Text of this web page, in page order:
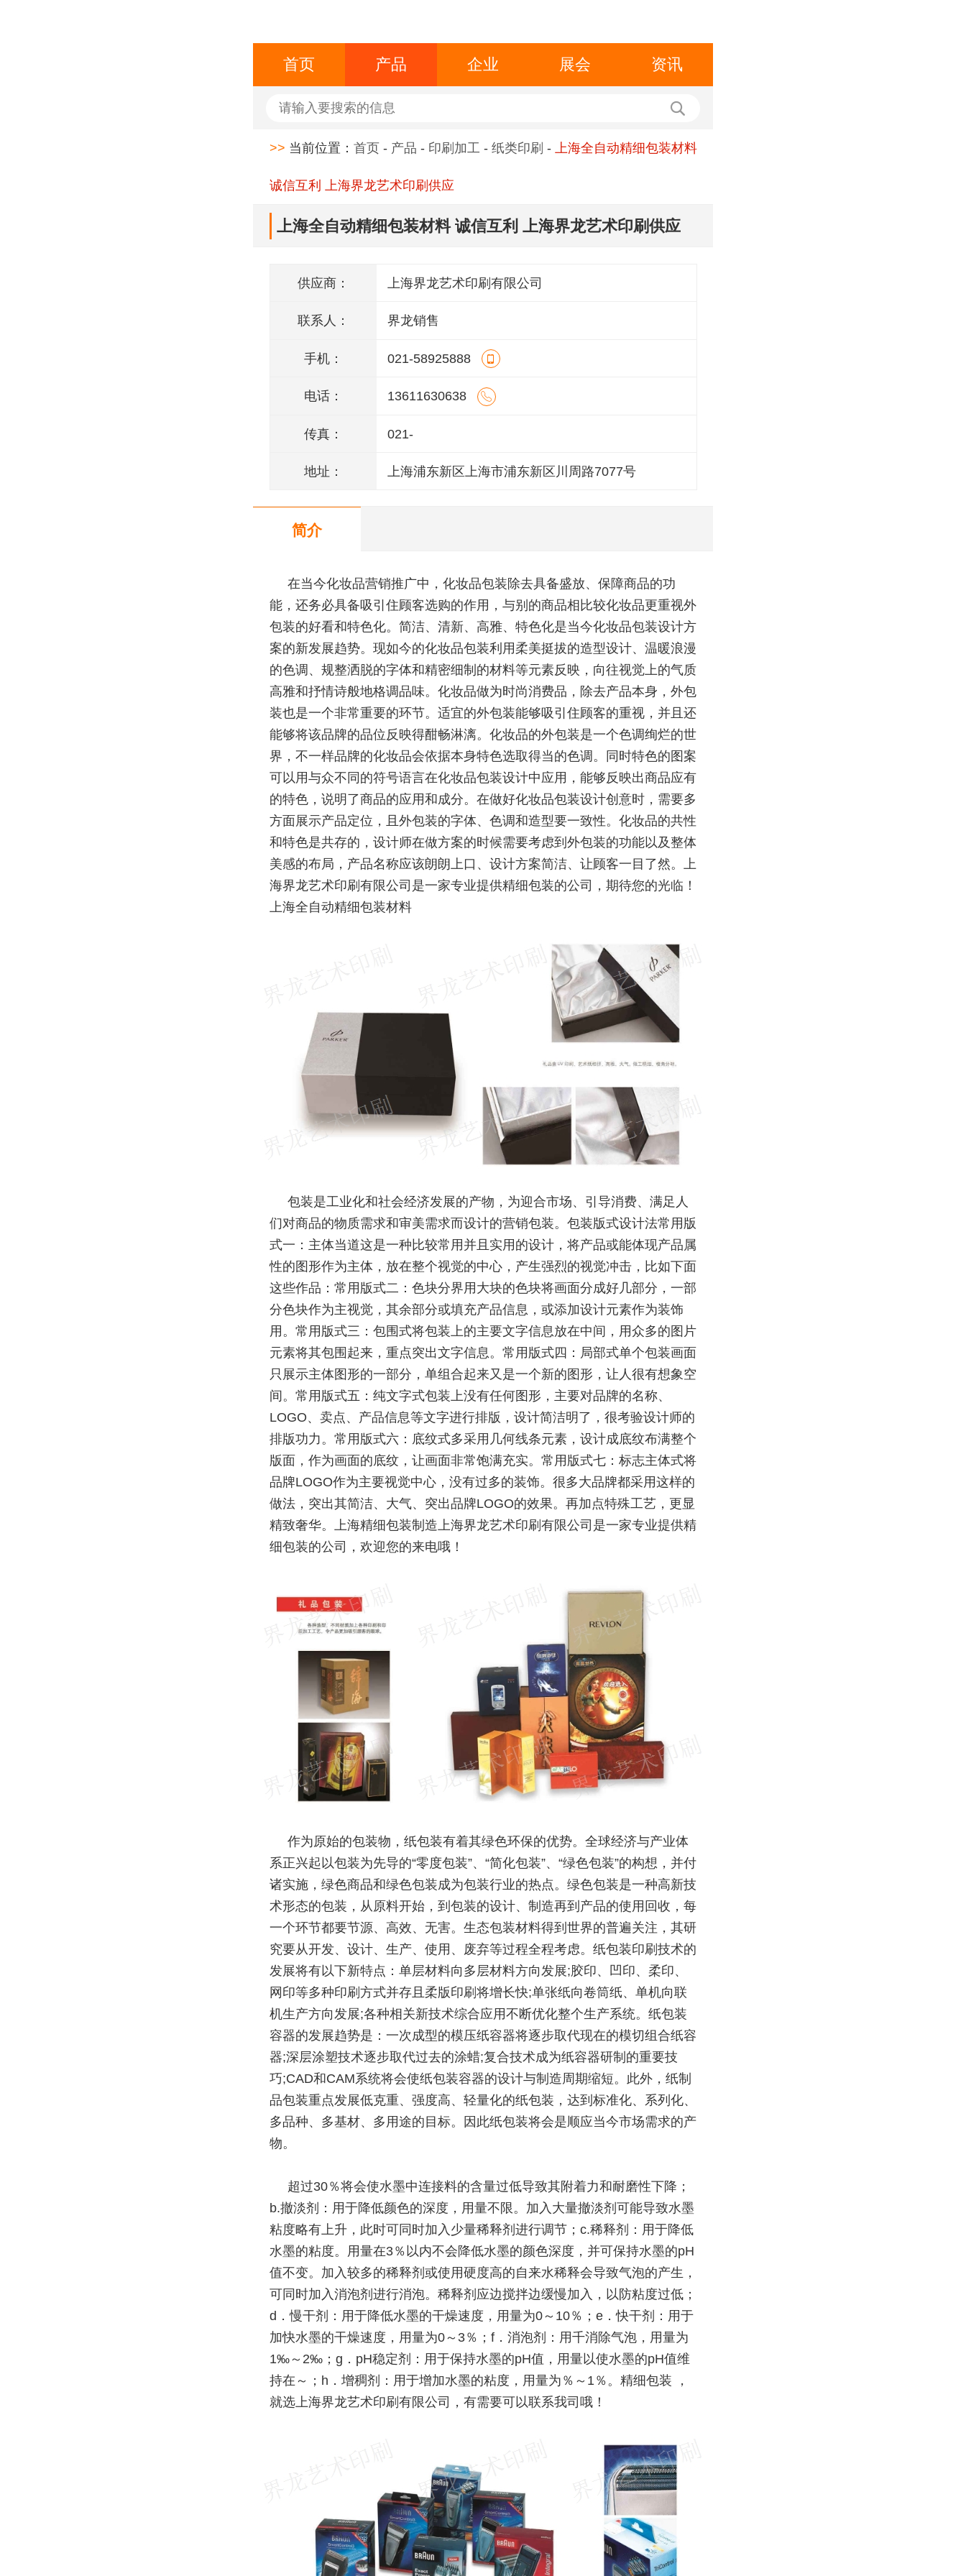
首页 产品 企业 展会 资讯
>> 当前位置： 首页 - 产品 - 印刷加工 - 纸类印刷 - 上海全自动精细包装材料
诚信互利 上海界龙艺术印刷供应
上海全自动精细包装材料 诚信互利 上海界龙艺术印刷供应
供应商： 上海界龙艺术印刷有限公司
联系人： 界龙销售
手机： 021-58925888
电话： 13611630638
传真： 021-
地址： 上海浦东新区上海市浦东新区川周路7077号
简介
在当今化妆品营销推广中，化妆品包装除去具备盛放、保障商品的功
能，还务必具备吸引住顾客选购的作用，与别的商品相比较化妆品更重视外
包装的好看和特色化。简洁、清新、高雅、特色化是当今化妆品包装设计方
案的新发展趋势。现如今的化妆品包装利用柔美挺拔的造型设计、温暖浪漫
的色调、规整洒脱的字体和精密细制的材料等元素反映，向往视觉上的气质
高雅和抒情诗般地格调品味。化妆品做为时尚消费品，除去产品本身，外包
装也是一个非常重要的环节。适宜的外包装能够吸引住顾客的重视，并且还
能够将该品牌的品位反映得酣畅淋漓。化妆品的外包装是一个色调绚烂的世
界，不一样品牌的化妆品会依据本身特色选取得当的色调。同时特色的图案
可以用与众不同的符号语言在化妆品包装设计中应用，能够反映出商品应有
的特色，说明了商品的应用和成分。在做好化妆品包装设计创意时，需要多
方面展示产品定位，且外包装的字体、色调和造型要一致性。化妆品的共性
和特色是共存的，设计师在做方案的时候需要考虑到外包装的功能以及整体
美感的布局，产品名称应该朗朗上口、设计方案简洁、让顾客一目了然。上
海界龙艺术印刷有限公司是一家专业提供精细包装的公司，期待您的光临！
上海全自动精细包装材料
包装是工业化和社会经济发展的产物，为迎合市场、引导消费、满足人
们对商品的物质需求和审美需求而设计的营销包装。包装版式设计法常用版
式一：主体当道这是一种比较常用并且实用的设计，将产品或能体现产品属
性的图形作为主体，放在整个视觉的中心，产生强烈的视觉冲击，比如下面
这些作品：常用版式二：色块分界用大块的色块将画面分成好几部分，一部
分色块作为主视觉，其余部分或填充产品信息，或添加设计元素作为装饰
用。常用版式三：包围式将包装上的主要文字信息放在中间，用众多的图片
元素将其包围起来，重点突出文字信息。常用版式四：局部式单个包装画面
只展示主体图形的一部分，单组合起来又是一个新的图形，让人很有想象空
间。常用版式五：纯文字式包装上没有任何图形，主要对品牌的名称、
LOGO、卖点、产品信息等文字进行排版，设计简洁明了，很考验设计师的
排版功力。常用版式六：底纹式多采用几何线条元素，设计成底纹布满整个
版面，作为画面的底纹，让画面非常饱满充实。常用版式七：标志主体式将
品牌LOGO作为主要视觉中心，没有过多的装饰。很多大品牌都采用这样的
做法，突出其简洁、大气、突出品牌LOGO的效果。再加点特殊工艺，更显
精致奢华。上海精细包装制造上海界龙艺术印刷有限公司是一家专业提供精
细包装的公司，欢迎您的来电哦！
作为原始的包装物，纸包装有着其绿色环保的优势。全球经济与产业体
系正兴起以包装为先导的“零度包装”、“简化包装”、“绿色包装”的构想，并付
诸实施，绿色商品和绿色包装成为包装行业的热点。绿色包装是一种高新技
术形态的包装，从原料开始，到包装的设计、制造再到产品的使用回收，每
一个环节都要节源、高效、无害。生态包装材料得到世界的普遍关注，其研
究要从开发、设计、生产、使用、废弃等过程全程考虑。纸包装印刷技术的
发展将有以下新特点：单层材料向多层材料方向发展;胶印、凹印、柔印、
网印等多种印刷方式并存且柔版印刷将增长快;单张纸向卷筒纸、单机向联
机生产方向发展;各种相关新技术综合应用不断优化整个生产系统。纸包装
容器的发展趋势是：一次成型的模压纸容器将逐步取代现在的模切组合纸容
器;深层涂塑技术逐步取代过去的涂蜡;复合技术成为纸容器研制的重要技
巧;CAD和CAM系统将会使纸包装容器的设计与制造周期缩短。此外，纸制
品包装重点发展低克重、强度高、轻量化的纸包装，达到标准化、系列化、
多品种、多基材、多用途的目标。因此纸包装将会是顺应当今市场需求的产
物。
超过30％将会使水墨中连接料的含量过低导致其附着力和耐磨性下降；
b.撤淡剂：用于降低颜色的深度，用量不限。加入大量撤淡剂可能导致水墨
粘度略有上升，此时可同时加入少量稀释剂进行调节；c.稀释剂：用于降低
水墨的粘度。用量在3％以内不会降低水墨的颜色深度，并可保持水墨的pH
值不变。加入较多的稀释剂或使用硬度高的自来水稀释会导致气泡的产生，
可同时加入消泡剂进行消泡。稀释剂应边搅拌边缓慢加入，以防粘度过低；
d．慢干剂：用于降低水墨的干燥速度，用量为0～10％；e．快干剂：用于
加快水墨的干燥速度，用量为0～3％；f．消泡剂：用千消除气泡，用量为
1‰～2‰；g．pH稳定剂：用于保持水墨的pH值，用量以使水墨的pH值维
持在～；h．增稠剂：用于增加水墨的粘度，用量为％～1％。精细包装 ，
就选上海界龙艺术印刷有限公司，有需要可以联系我司哦！